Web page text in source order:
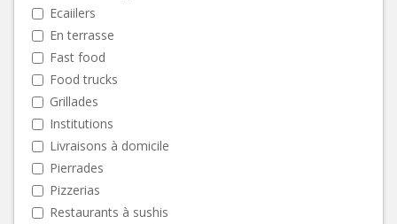
Ecaiilers
En terrasse
Fast food
Food trucks
Grillades
Institutions
Livraisons à domicile
Pierrades
Pizzerias
Restaurants à sushis